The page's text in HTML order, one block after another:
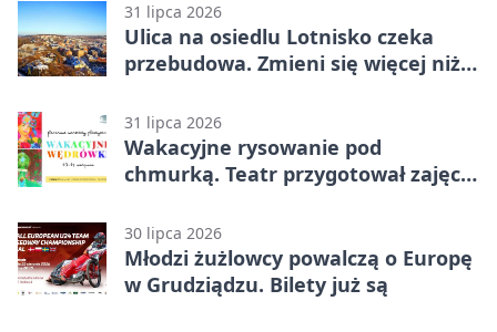
31 lipca 2026
Ulica na osiedlu Lotnisko czeka
przebudowa. Zmieni się więcej niż
31 lipca 2026
Wakacyjne rysowanie pod
chmurką. Teatr przygotował zajęcia
30 lipca 2026
Młodzi żużlowcy powalczą o Europę
w Grudziądzu. Bilety już są